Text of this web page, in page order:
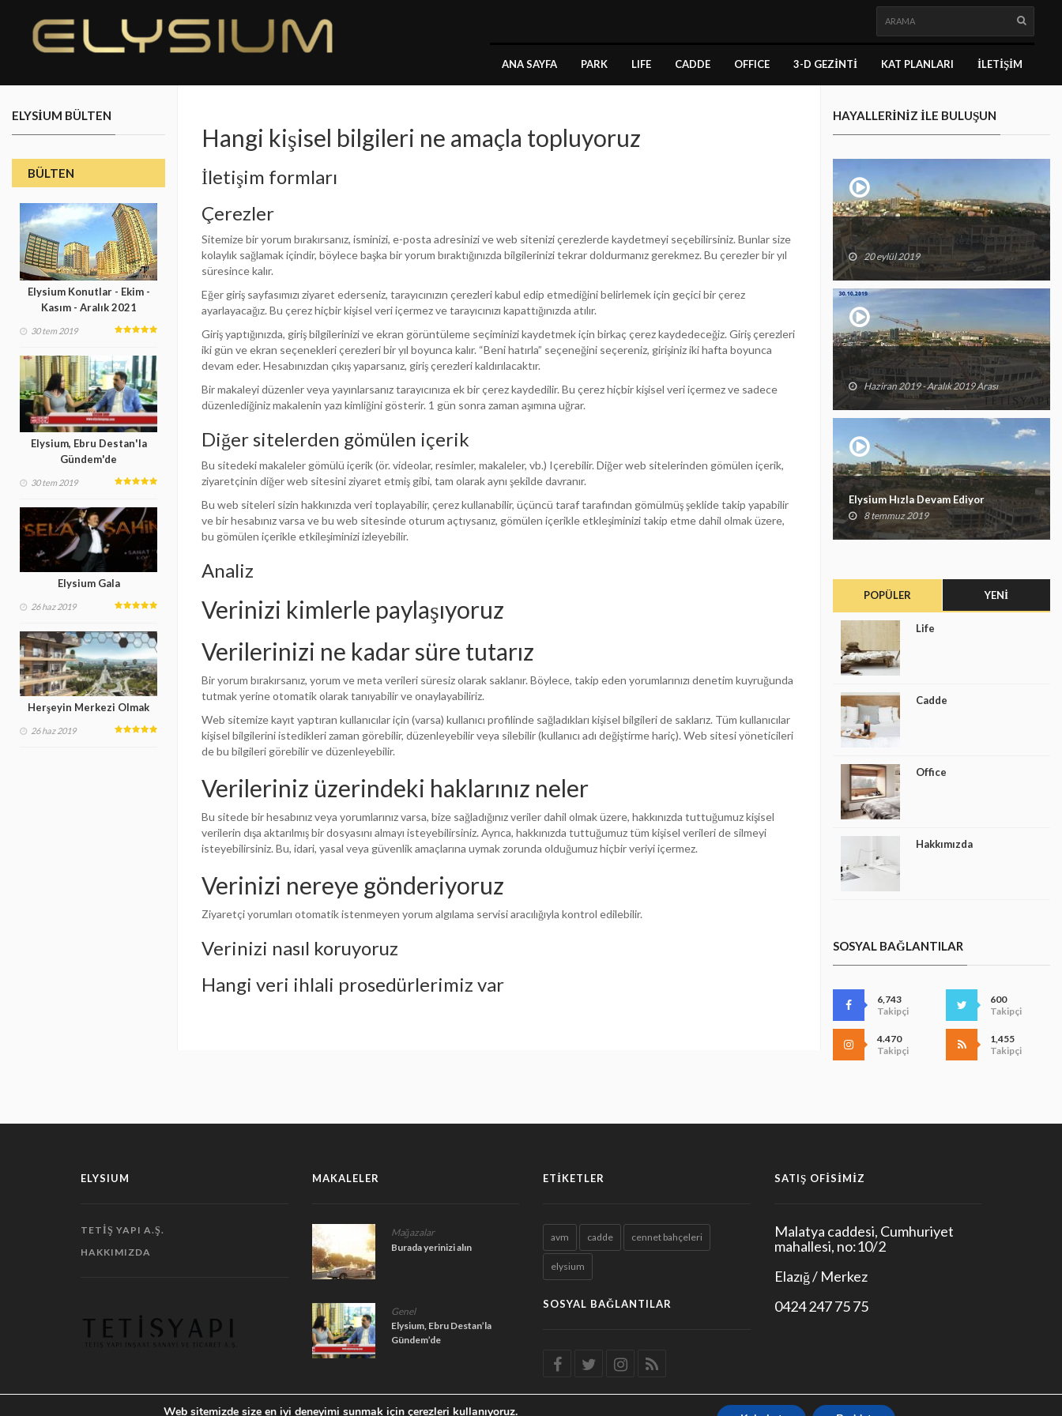
ANA SAYFA PARK LIFE CADDE OFFICE 3-D GEZINTI KAT PLANLARI İLETIŞIM
ELYSIUM BÜLTEN
BÜLTEN
Elysium Konutlar - Ekim -
Kasım - Aralık 2021
30 tem 2019
Elysium, Ebru Destan'la
Gündem'de
30 tem 2019
Elysium Gala
26 haz 2019
Herşeyin Merkezi Olmak
26 haz 2019
HAYALLERINIZ ILE BULUŞUN
Elysium Alışveriş Merkezi - Eylül 2019
20 eylül 2019
Elysium Alışveriş Kompleksi
Haziran 2019 - Aralık 2019 Arası
Elysium Hızla Devam Ediyor
8 temmuz 2019
POPÜLER YENI
Life
Cadde
Office
Hakkımızda
SOSYAL BAĞLANTILAR
6,743
Takipçi
600
Takipçi
4.470
Takipçi
1,455
Takipçi
Hangi kişisel bilgileri ne amaçla topluyoruz
İletişim formları
Çerezler
Sitemize bir yorum bırakırsanız, isminizi, e-posta adresinizi ve web sitenizi çerezlerde kaydetmeyi seçebilirsiniz. Bunlar size
kolaylık sağlamak içindir, böylece başka bir yorum bıraktığınızda bilgilerinizi tekrar doldurmanız gerekmez. Bu çerezler bir yıl
süresince kalır.
Eğer giriş sayfasımızı ziyaret ederseniz, tarayıcınızın çerezleri kabul edip etmediğini belirlemek için geçici bir çerez
ayarlayacağız. Bu çerez hiçbir kişisel veri içermez ve tarayıcınızı kapattığınızda atılır.
Giriş yaptığınızda, giriş bilgilerinizi ve ekran görüntüleme seçiminizi kaydetmek için birkaç çerez kaydedeceğiz. Giriş çerezleri
iki gün ve ekran seçenekleri çerezleri bir yıl boyunca kalır. “Beni hatırla” seçeneğini seçereniz, girişiniz iki hafta boyunca
devam eder. Hesabınızdan çıkış yaparsanız, giriş çerezleri kaldırılacaktır.
Bir makaleyi düzenler veya yayınlarsanız tarayıcınıza ek bir çerez kaydedilir. Bu çerez hiçbir kişisel veri içermez ve sadece
düzenlediğiniz makalenin yazı kimliğini gösterir. 1 gün sonra zaman aşımına uğrar.
Diğer sitelerden gömülen içerik
Bu sitedeki makaleler gömülü içerik (ör. videolar, resimler, makaleler, vb.) Içerebilir. Diğer web sitelerinden gömülen içerik,
ziyaretçinin diğer web sitesini ziyaret etmiş gibi, tam olarak aynı şekilde davranır.
Bu web siteleri sizin hakkınızda veri toplayabilir, çerez kullanabilir, üçüncü taraf tarafından gömülmüş şeklide takip yapabilir
ve bir hesabınız varsa ve bu web sitesinde oturum açtıysanız, gömülen içerikle etkleşiminizi takip etme dahil olmak üzere,
bu gömülen içerikle etkileşiminizi izleyebilir.
Analiz
Verinizi kimlerle paylaşıyoruz
Verilerinizi ne kadar süre tutarız
Bir yorum bırakırsanız, yorum ve meta verileri süresiz olarak saklanır. Böylece, takip eden yorumlarınızı denetim kuyruğunda
tutmak yerine otomatik olarak tanıyabilir ve onaylayabiliriz.
Web sitemize kayıt yaptıran kullanıcılar için (varsa) kullanıcı profilinde sağladıkları kişisel bilgileri de saklarız. Tüm kullanıcılar
kişisel bilgilerini istedikleri zaman görebilir, düzenleyebilir veya silebilir (kullanıcı adı değiştirme hariç). Web sitesi yöneticileri
de bu bilgileri görebilir ve düzenleyebilir.
Verileriniz üzerindeki haklarınız neler
Bu sitede bir hesabınız veya yorumlarınız varsa, bize sağladığınız veriler dahil olmak üzere, hakkınızda tuttuğumuz kişisel
verilerin dışa aktarılmış bir dosyasını almayı isteyebilirsiniz. Ayrıca, hakkınızda tuttuğumuz tüm kişisel verileri de silmeyi
isteyebilirsiniz. Bu, idari, yasal veya güvenlik amaçlarına uymak zorunda olduğumuz hiçbir veriyi içermez.
Verinizi nereye gönderiyoruz
Ziyaretçi yorumları otomatik istenmeyen yorum algılama servisi aracılığıyla kontrol edilebilir.
Verinizi nasıl koruyoruz
Hangi veri ihlali prosedürlerimiz var
ELYSIUM
TETIŞ YAPI A.Ş.
HAKKIMIZDA
MAKALELER
Mağazalar
Burada yerinizi alın
Genel
Elysium, Ebru Destan’la
Gündem’de
ETIKETLER
avm cadde cennet bahçeleri
elysium
SOSYAL BAĞLANTILAR
SATIŞ OFISIMIZ
Malatya caddesi, Cumhuriyet
mahallesi, no:10/2
Elazığ / Merkez
0424 247 75 75
Web sitemizde size en iyi deneyimi sunmak için çerezleri kullanıyoruz.